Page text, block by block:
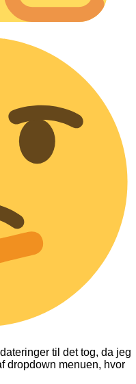
til det tog, da jeg
dropdown menuen, hvor